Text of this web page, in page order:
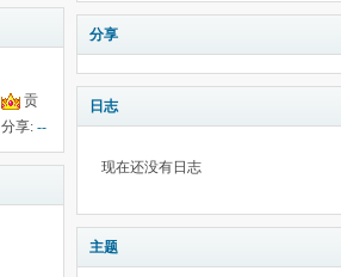
贡
献:--
分享:--
分享
日志
现在还没有日志
主题